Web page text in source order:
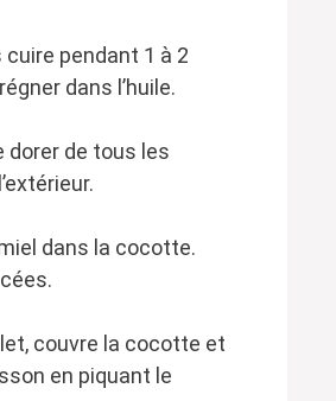
pendant 1 à 2
dans l’huile.
dorer de tous les
dans la cocotte.
couvre la cocotte et
en piquant le